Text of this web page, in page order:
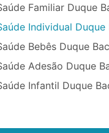
Familiar Duque
Individual Duque
Bebês Duque
Adesão Duque
Infantil Duque